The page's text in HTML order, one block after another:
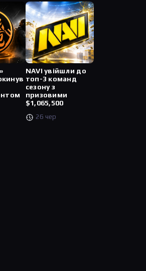
NAVI увійшли до
топ-3 команд
сезону з
призовими
$1,065,500
26 чер